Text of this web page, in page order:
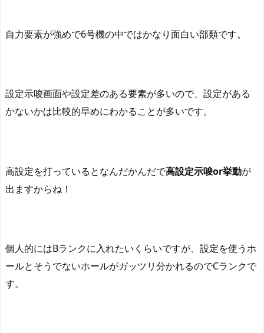
自力要素が強めで6号機の中ではかなり面白い部類です。
設定示唆画面や設定差のある要素が多いので、設定がある
かないかは比較的早めにわかることが多いです。
高設定を打っているとなんだかんだで高設定示唆or挙動が
出ますからね！
個人的にはBランクに入れたいくらいですが、設定を使うホ
ールとそうでないホールがガッツリ分かれるのでCランクで
す。